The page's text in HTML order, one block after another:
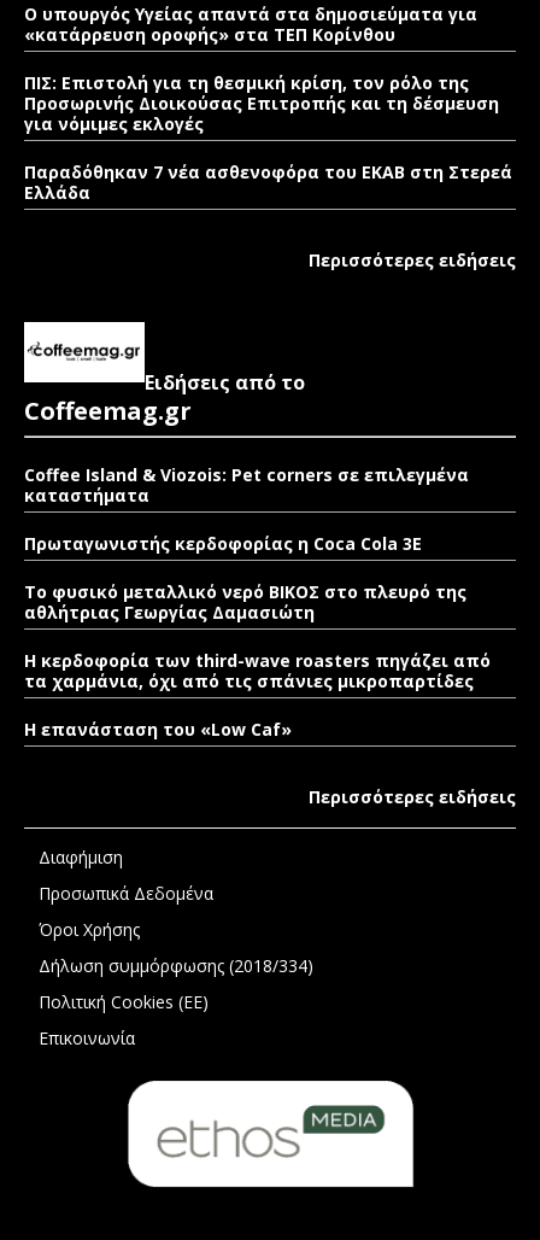
Ο υπουργός Υγείας απαντά στα δημοσιεύματα για
«κατάρρευση οροφής» στα ΤΕΠ Κορίνθου
ΠΙΣ: Επιστολή για τη θεσμική κρίση, τον ρόλο της
Προσωρινής Διοικούσας Επιτροπής και τη δέσμευση
για νόμιμες εκλογές
Παραδόθηκαν 7 νέα ασθενοφόρα του ΕΚΑΒ στη Στερεά
Ελλάδα
Περισσότερες ειδήσεις
Ειδήσεις από το
Coffeemag.gr
Coffee Island & Viozois: Pet corners σε επιλεγμένα
καταστήματα
Πρωταγωνιστής κερδοφορίας η Coca Cola 3E
Το φυσικό μεταλλικό νερό ΒΙΚΟΣ στο πλευρό της
αθλήτριας Γεωργίας Δαμασιώτη
Η κερδοφορία των third-wave roasters πηγάζει από
τα χαρμάνια, όχι από τις σπάνιες μικροπαρτίδες
Η επανάσταση του «Low Caf»
Περισσότερες ειδήσεις
Διαφήμιση
Προσωπικά Δεδομένα
Όροι Χρήσης
Δήλωση συμμόρφωσης (2018/334)
Πολιτική Cookies (ΕΕ)
Επικοινωνία